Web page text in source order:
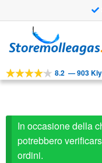
Utile
alla
al
STRUMENTI
APPLICAZIONI
SERVIZIO CLIENTI
8.2 —903
In occasione della
potrebbero
ordini.